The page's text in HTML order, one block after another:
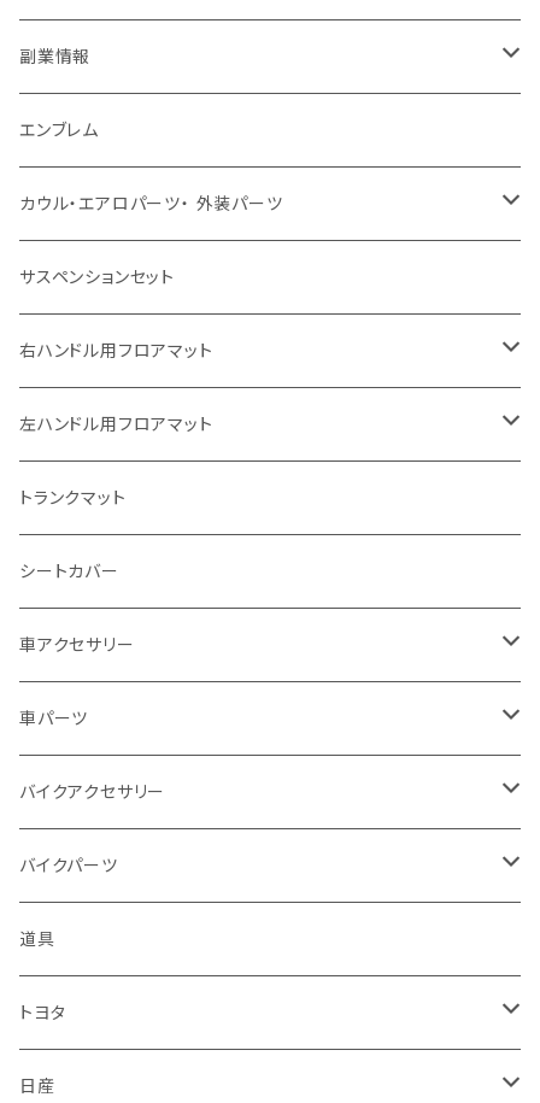
副業情報
せどり
古着系
コンテンツビジネス
エンブレム
カウル・エアロパーツ・ 外装パーツ
ホンダ
ヤマハ
スズキ
カワサキ
BMW
ドゥカティ - Ducati
トライアンフ
アプリリア - APRILIA
ハーレーダビッドソン - Harley-Davidson
KTM
サスペンションセット
右ハンドル用フロアマット
トヨタ
日産
ホンダ
スズキ
マツダ
ミツビシ
ダイハツ
スバル
レクサス
アウディ
左ハンドル用フロアマット
トヨタ
日産
ホンダ
スズキ
マツダ
ミツビシ
ダイハツ
スバル
レクサス
トランクマット
シートカバー
車アクセサリー
トヨタ
日産
ホンダ
スズキ
マツダ
ミツビシ
車パーツ
ボンネット
ルーフ
ピラー
バンパー
フェンダー
バイクアクセサリー
ホンダ
ヤマハ
スズキ
カワサキ
バイクパーツ
排気系
マフラー
サイレンサー
外装
シートカバー
ハンドル系
道具
トヨタ
フロアマット
日産